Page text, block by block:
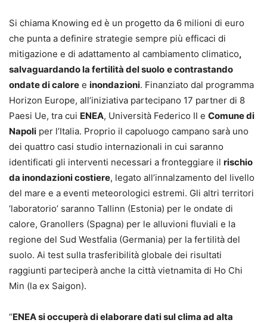
Si chiama Knowing ed è un progetto da 6 milioni di euro
che punta a definire strategie sempre più efficaci di
mitigazione e di adattamento al cambiamento climatico,
salvaguardando la fertilità del suolo e contrastando
ondate di calore e inondazioni. Finanziato dal programma
Horizon Europe, all’iniziativa partecipano 17 partner di 8
Paesi Ue, tra cui ENEA, Università Federico II e Comune di
Napoli per l’Italia. Proprio il capoluogo campano sarà uno
dei quattro casi studio internazionali in cui saranno
identificati gli interventi necessari a fronteggiare il rischio
da inondazioni costiere, legato all’innalzamento del livello
del mare e a eventi meteorologici estremi. Gli altri territori
‘laboratorio’ saranno Tallinn (Estonia) per le ondate di
calore, Granollers (Spagna) per le alluvioni fluviali e la
regione del Sud Westfalia (Germania) per la fertilità del
suolo. Ai test sulla trasferibilità globale dei risultati
raggiunti parteciperà anche la città vietnamita di Ho Chi
Min (la ex Saigon).
“ENEA si occuperà di elaborare dati sul clima ad alta